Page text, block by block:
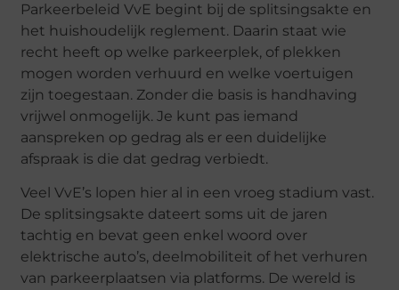
Parkeerbeleid VvE begint bij de splitsingsakte en
het huishoudelijk reglement. Daarin staat wie
recht heeft op welke parkeerplek, of plekken
mogen worden verhuurd en welke voertuigen
zijn toegestaan. Zonder die basis is handhaving
vrijwel onmogelijk. Je kunt pas iemand
aanspreken op gedrag als er een duidelijke
afspraak is die dat gedrag verbiedt.
Veel VvE’s lopen hier al in een vroeg stadium vast.
De splitsingsakte dateert soms uit de jaren
tachtig en bevat geen enkel woord over
elektrische auto’s, deelmobiliteit of het verhuren
van parkeerplaatsen via platforms. De wereld is